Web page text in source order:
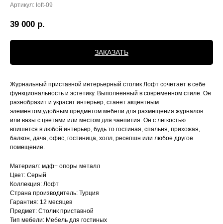
Артикул: loft-09
39 000 р.
ЗАКАЗАТЬ
Журнальный приставной интерьерный столик Лофт сочетает в себе
функциональность и эстетику. Выполненный в современном стиле. Он
разнобразит и украсит интерьер, станет акцентным
элементом,удобным предметом мебели для размещения журналов
или вазы с цветами или местом для чаепития. Он с легкостью
впишется в любой интерьер, будь то гостиная, спальня, прихожая,
балкон, дача, офис, гостиница, холл, ресепшн или любое другое
помещение.
Материал: мдф+ опоры металл
Цвет: Серый
Коллекция: Лофт
Страна производитель: Турция
Гарантия: 12 месяцев
Предмет: Столик приставной
Тип мебели: Мебель для гостиных